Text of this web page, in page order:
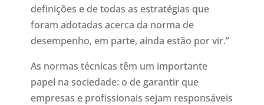
definições e de todas as estratégias que
foram adotadas acerca da norma de
desempenho, em parte, ainda estão por vir.”
As normas técnicas têm um importante
papel na sociedade: o de garantir que
empresas e profissionais sejam responsáveis